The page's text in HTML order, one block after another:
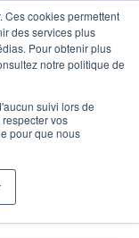
Ces cookies permettent
des services plus
Pour obtenir plus
notre politique de
suivi lors de
vos
pour que nous